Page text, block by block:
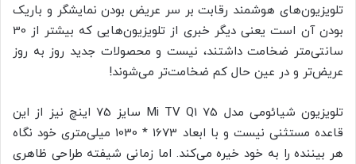
تلویزیون‌های هوشمند رقابت بر سر عریض بودن نمایشگر و باریک
بودن آن است یعنی دیگر خبری از تلویزیون‌هایی که بیشتر از 30
سانتی‌متر ضخامت داشتند، نیست و محصولات جدید روز به روز
عریض‌تر و در عین حال کم ضخامت‌تر می‌شوند!
تلویزیون شیائومی مدل Mi TV Q1 75 سایز 75 اینچ نیز از این
قاعده مستثنی نیست و با ابعاد 1673 * 1030 میلی‌متری خود نگاه
هر بیننده را به خود خیره می‌کند. اما زمانی شیفته طراحی ظاهری